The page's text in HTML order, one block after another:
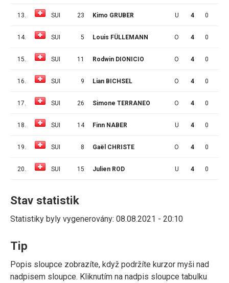
13. SUI 23 Kimo GRUBER U 4 0
14. SUI 5 Louis FÜLLEMANN O 4 0
15. SUI 11 Rodwin DIONICIO O 4 0
16. SUI 9 Lian BICHSEL O 4 0
17. SUI 26 Simone TERRANEO O 4 0
18. SUI 14 Finn NABER U 4 0
19. SUI 8 Gaël CHRISTE O 4 0
20. SUI 15 Julien ROD U 4 0
Stav statistik
Statistiky byly vygenerovány: 08.08.2021 - 20:10
Tip
Popis sloupce zobrazíte, když podržíte kurzor myši nad
nadpisem sloupce. Kliknutím na nadpis sloupce tabulku